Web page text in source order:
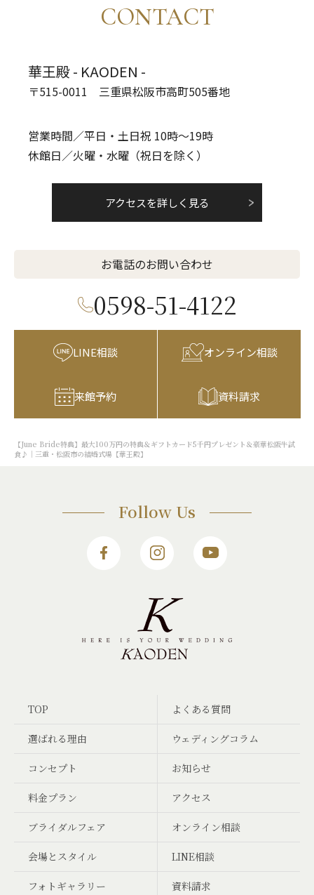
CONTACT
華王殿 - KAODEN -
〒515-0011 三重県松阪市高町505番地
営業時間／平日・土日祝 10時～19時
休館日／火曜・水曜（祝日を除く）
アクセスを詳しく見る
お電話のお問い合わせ
0598-51-4122
LINE相談 オンライン相談
来館予約 資料請求
【June Bride特典】最大100万円の特典＆ギフトカード5千円プレゼント＆豪華松阪牛試
食♪｜三重・松阪市の結婚式場【華王殿】
Follow Us
TOP
選ばれる理由
コンセプト
料金プラン
ブライダルフェア
会場とスタイル
フォトギャラリー
よくある質問
ウェディングコラム
お知らせ
アクセス
オンライン相談
LINE相談
資料請求